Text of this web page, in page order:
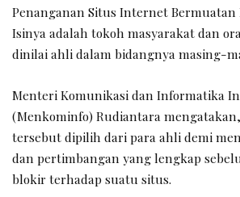
Penanganan Situs Internet Bermuatan
Isinya adalah tokoh masyarakat dan
dinilai ahli dalam bidangnya masing-
Menteri Komunikasi dan Informatika
(Menkominfo) Rudiantara
tersebut dipilih dari para ahli demi
dan pertimbangan yang lengkap
blokir terhadap suatu situs.